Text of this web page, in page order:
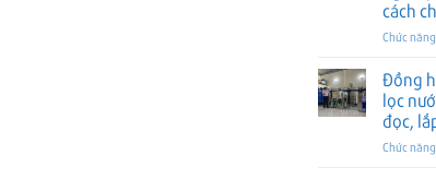
cách
Chức
Đồng
lọc
đọc,
Chức